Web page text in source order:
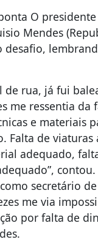
O
Mendes
desafio,
de rua, já fui
me ressentia da
e materiais
Falta de viaturas
adequado,
contou.
secretário
me via
por falta de